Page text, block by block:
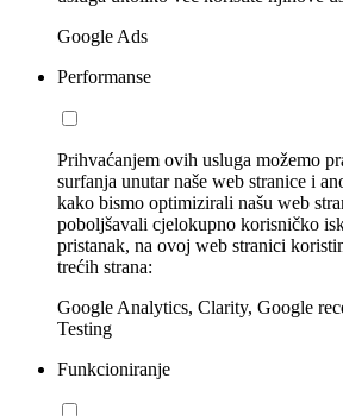
Google Ads
Performanse
Prihvaćanjem ovih usluga možemo
surfanja unutar naše web stranice i
kako bismo optimizirali našu web
poboljšavali cjelokupno korisničko
pristanak, na ovoj web stranici
trećih strana:
Google Analytics, Clarity, Google
Testing
Funkcioniranje